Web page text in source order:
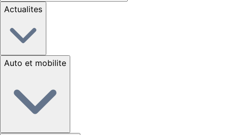
Actualites
Auto et mobilite